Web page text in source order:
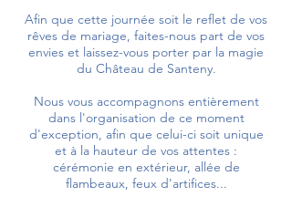
Afin que cette journée soit le reflet de vos
rêves de mariage, faites-nous part de vos
envies et laissez-vous porter par la magie
du Château de Santeny.
Nous vous accompagnons entièrement
dans l'organisation de ce moment
d'exception, afin que celui-ci soit unique
et à la hauteur de vos attentes :
cérémonie en extérieur, allée de
flambeaux, feux d'artifices...